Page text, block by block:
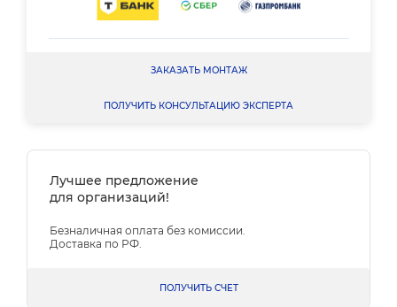
ЗАКАЗАТЬ МОНТАЖ
ПОЛУЧИТЬ КОНСУЛЬТАЦИЮ ЭКСПЕРТА
Лучшее предложение
для организаций!
Безналичная оплата без комиссии.
Доставка по РФ.
ПОЛУЧИТЬ СЧЕТ